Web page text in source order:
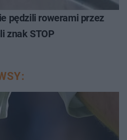
pędzili rowerami przez
znak STOP